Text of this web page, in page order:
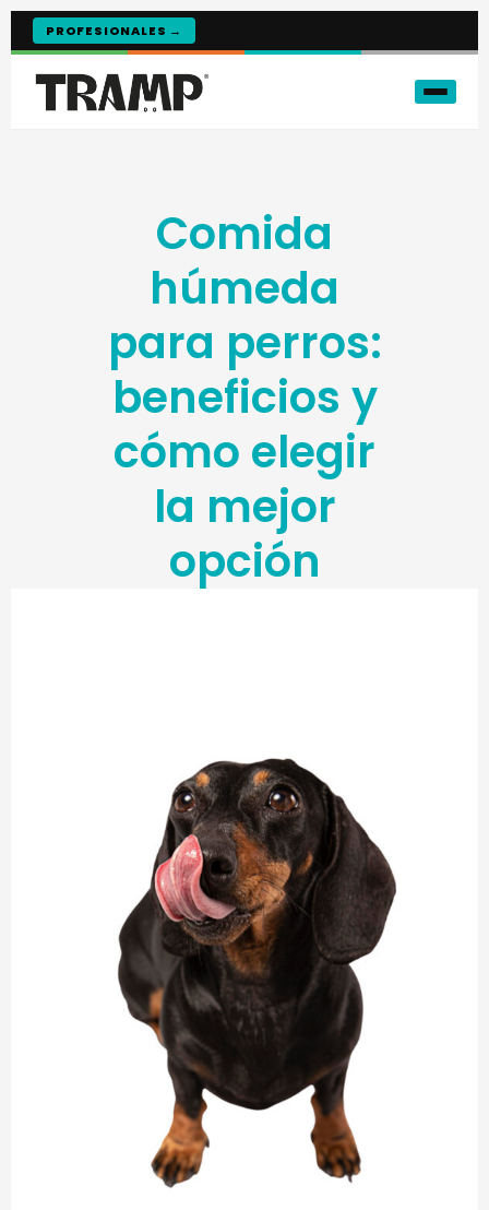
PROFESIONALES →
Comida
húmeda
para perros:
beneficios y
cómo elegir
la mejor
opción